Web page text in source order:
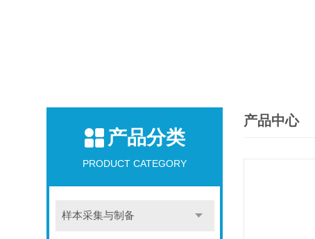
产品分类
PRODUCT CATEGORY
样本采集与制备
产品中心